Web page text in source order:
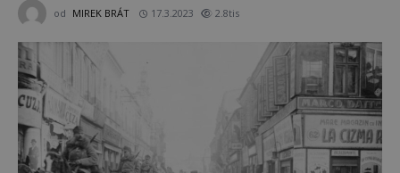
od MIREK BRÁT 17.3.2023 2.8tis